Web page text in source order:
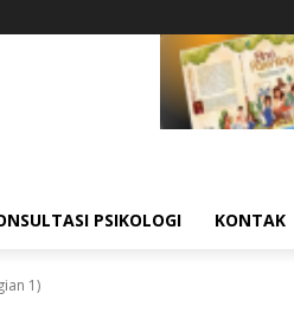
PSIKOLOGI KONTAK
1)